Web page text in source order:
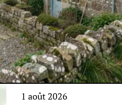
1 août 2026